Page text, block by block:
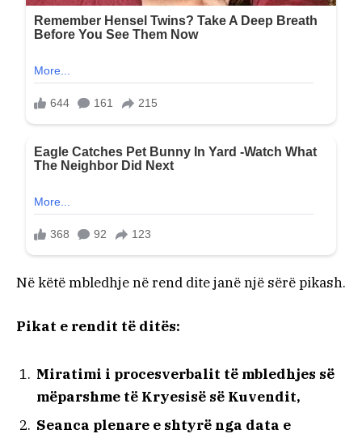
Në këtë mbledhje në rend dite janë një sërë pikash.
Pikat e rendit të ditës:
Miratimi i procesverbalit të mbledhjes së
mëparshme të Kryesisë së Kuvendit,
Seanca plenare e shtyrë nga data e